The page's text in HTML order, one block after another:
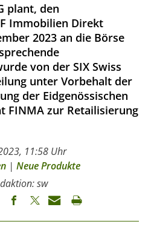
plant, den
Immobilien Direkt
2023 an die Börse
von der SIX Swiss
unter Vorbehalt der
der Eidgenössischen
FINMA zur Retailisierung
11:58 Uhr
| Neue Produkte
sw